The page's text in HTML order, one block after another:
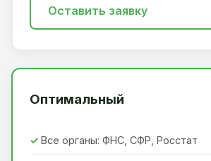
Оставить заявку
Оптимальный
Все органы: ФНС, СФР, Росстат